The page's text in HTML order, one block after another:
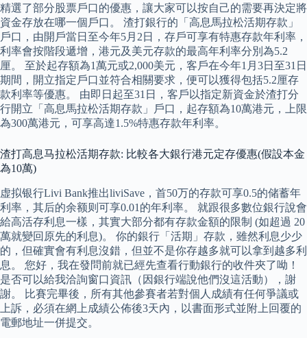
精選了部分股票戶口的優惠，讓大家可以按自己的需要再決定將
資金存放在哪一個戶口。 渣打銀行的「高息馬拉松活期存款」
戶口，由開戶當日至今年5月2日，存戶可享有特惠存款年利率，
利率會按階段遞增，港元及美元存款的最高年利率分別為5.2
厘。 至於起存額為1萬元或2,000美元，客戶在今年1月3日至31日
期間，開立指定戶口並符合相關要求，便可以獲得包括5.2厘存
款利率等優惠。 由即日起至31日，客戶以指定新資金於渣打分
行開立「高息馬拉松活期存款」戶口，起存額為10萬港元，上限
為300萬港元，可享高達1.5%特惠存款年利率。
渣打高息马拉松活期存款: 比較各大銀行港元定存優惠(假設本金
為10萬)
虚拟银行Livi Bank推出liviSave，首50万的存款可享0.5的储蓄年
利率，其后的余额则可享0.01的年利率。 就跟很多數位銀行說會
給高活存利息一樣，其實大部分都有存款金額的限制 (如超過 20
萬就變回原先的利息)。 你的銀行「活期」存款，雖然利息少少
的，但確實會有利息沒錯，但並不是你存越多就可以拿到越多利
息。 您好，我在發問前就已經先查看行動銀行的收件夾了呦！
是否可以給我洽詢窗口資訊（因銀行端說他們沒這活動），謝
謝。 比賽完畢後，所有其他參賽者若對個人成績有任何爭議或
上訴，必須在網上成績公佈後3天內，以書面形式並附上回覆的
電郵地址一併提交。